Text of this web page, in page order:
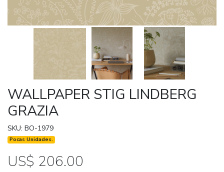
WALLPAPER STIG LINDBERG
GRAZIA
SKU: BO-1979
Pocas Unidades.
US$ 206.00